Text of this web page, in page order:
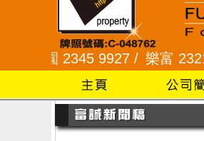
2345 9927 / 樂富 2321 2287 /